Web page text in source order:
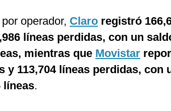
operador, Claro registró
líneas perdidas, con un
mientras que Movistar
y 113,704 líneas perdidas, con
líneas.